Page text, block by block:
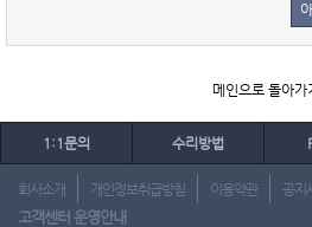
메인으로 돌아가
1:1문의 수리방법
회사소개 개인정보취급방침 이용약관 공지
고객센터 운영안내